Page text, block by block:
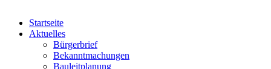
Startseite
Aktuelles
Bürgerbrief
Bekanntmachungen
Bauleitplanung